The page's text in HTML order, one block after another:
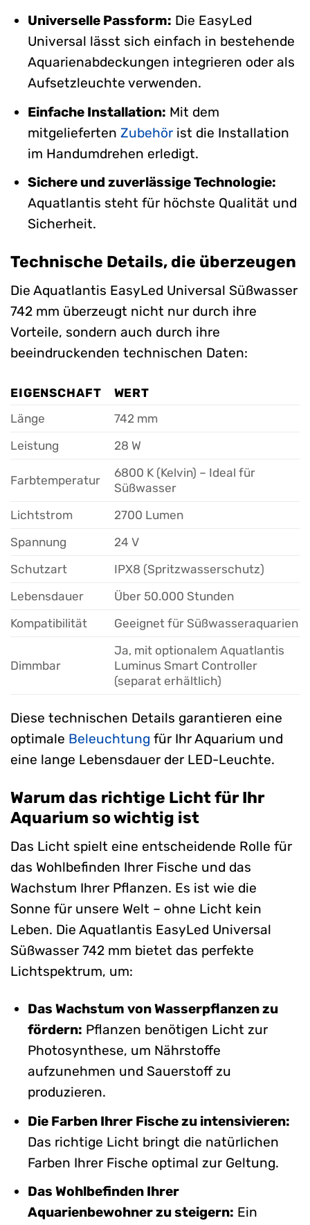
Universelle Passform: Die EasyLed
Universal lässt sich einfach in bestehende
Aquarienabdeckungen integrieren oder als
Aufsetzleuchte verwenden.
Einfache Installation: Mit dem
mitgelieferten Zubehörist die Installation
im Handumdrehen erledigt.
Sichere und zuverlässige Technologie:
Aquatlantis steht für höchste Qualität und
Sicherheit.
Technische Details, die überzeugen
Die Aquatlantis EasyLed Universal Süßwasser
742 mm überzeugt nicht nur durch ihre
Vorteile, sondern auch durch ihre
beeindruckenden technischen Daten:
EIGENSCHAFT
WERT
Länge
742 mm
Leistung
28 W
Farbtemperatur
6800 K (Kelvin) – Ideal für
Süßwasser
Lichtstrom
2700 Lumen
Spannung
24 V
Schutzart
IPX8 (Spritzwasserschutz)
Lebensdauer
Über 50.000 Stunden
Kompatibilität
Geeignet für Süßwasseraquarien
Dimmbar
Ja, mit optionalem Aquatlantis
Luminus Smart Controller
(separat erhältlich)
Diese technischen Details garantieren eine
optimale Beleuchtung für Ihr Aquarium und
eine lange Lebensdauer der LED-Leuchte.
Warum das richtige Licht für Ihr
Aquarium so wichtig ist
Das Licht spielt eine entscheidende Rolle für
das Wohlbefinden Ihrer Fische und das
Wachstum Ihrer Pflanzen. Es ist wie die
Sonne für unsere Welt – ohne Licht kein
Leben. Die Aquatlantis EasyLed Universal
Süßwasser 742 mm bietet das perfekte
Lichtspektrum, um:
Das Wachstum von Wasserpflanzen zu
fördern: Pflanzen benötigen Licht zur
Photosynthese, um Nährstoffe
aufzunehmen und Sauerstoff zu
produzieren.
Die Farben Ihrer Fische zu intensivieren:
Das richtige Licht bringt die natürlichen
Farben Ihrer Fische optimal zur Geltung.
Das Wohlbefinden Ihrer
Aquarienbewohner zu steigern: Ein